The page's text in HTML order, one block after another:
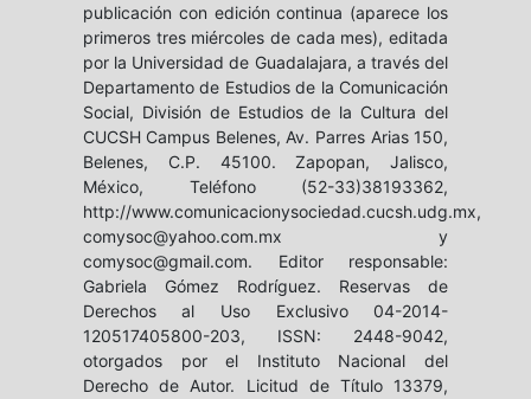
publicación con edición continua (aparece los
primeros tres miércoles de cada mes), editada
por la Universidad de Guadalajara, a través del
Departamento de Estudios de la Comunicación
Social, División de Estudios de la Cultura del
CUCSH Campus Belenes, Av. Parres Arias 150,
Belenes, C.P. 45100. Zapopan, Jalisco,
México, Teléfono (52-33)38193362,
http://www.comunicacionysociedad.cucsh.udg.mx,
comysoc@yahoo.com.mx y
comysoc@gmail.com. Editor responsable:
Gabriela Gómez Rodríguez. Reservas de
Derechos al Uso Exclusivo 04-2014-
120517405800-203, ISSN: 2448-9042,
otorgados por el Instituto Nacional del
Derecho de Autor. Licitud de Título 13379,